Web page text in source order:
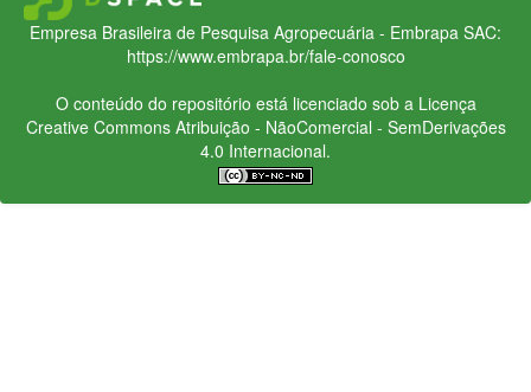
Empresa Brasileira de Pesquisa Agropecuária - Embrapa SAC:
https://www.embrapa.br/fale-conosco
O conteúdo do repositório está licenciado sob a Licença
Creative CommonsAtribuição - NãoComercial - SemDerivações
4.0 Internacional.